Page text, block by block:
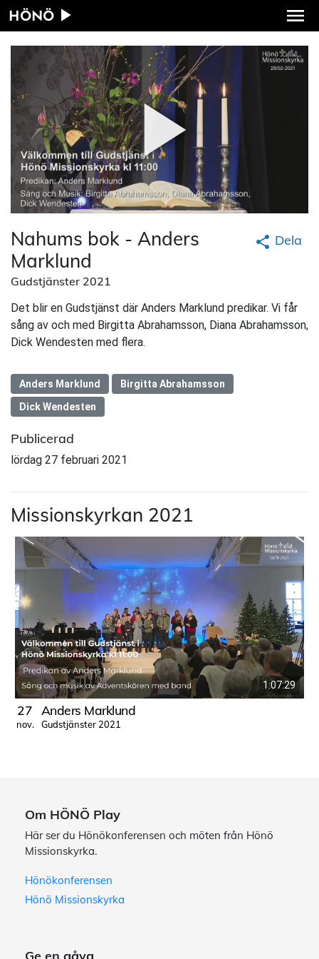
HÖNÖ
Dela
Nahums bok - Anders
Marklund
Gudstjänster 2021
Det blir en Gudstjänst där Anders Marklund predikar. Vi får
sång av och med Birgitta Abrahamsson, Diana Abrahamsson,
Dick Wendesten med flera.
Anders Marklund
Birgitta Abrahamsson
Dick Wendesten
Publicerad
lördag 27 februari 2021
Missionskyrkan 2021
1:07:29
27
nov.
Anders Marklund
Gudstjänster 2021
Om HÖNÖ Play
Här ser du Hönökonferensen och möten från Hönö
Missionskyrka.
Hönökonferensen
Hönö Missionskyrka